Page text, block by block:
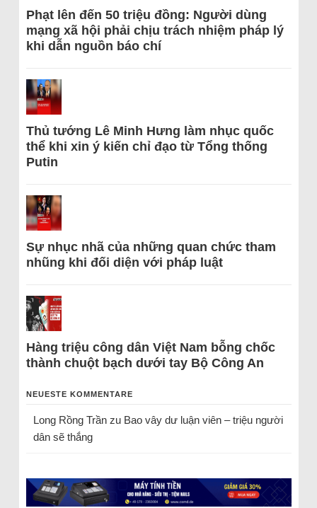
Phạt lên đến 50 triệu đồng: Người dùng
mạng xã hội phải chịu trách nhiệm pháp lý
khi dẫn nguồn báo chí
Thủ tướng Lê Minh Hưng làm nhục quốc
thể khi xin ý kiến chỉ đạo từ Tổng thống
Putin
Sự nhục nhã của những quan chức tham
nhũng khi đối diện với pháp luật
Hàng triệu công dân Việt Nam bỗng chốc
thành chuột bạch dưới tay Bộ Công An
NEUESTE KOMMENTARE
Long Rồng Trầnzu Bao vây dư luận viên – triệu người
dân sẽ thắng